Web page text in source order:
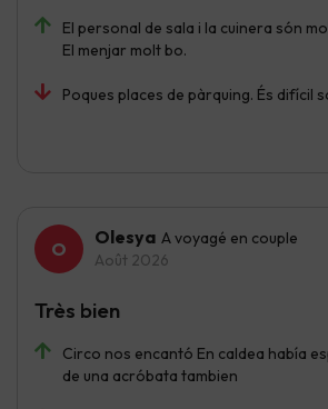
El personal de sala i la cuinera són
El menjar molt bo.
Poques places de pàrquing. És difícil
Olesya A voyagé en couple
Août 2026
Circo nos encantó En caldea había
de una acróbata tambien
Très bien